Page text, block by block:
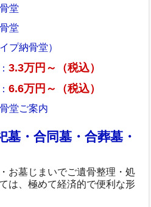
堂
堂
プ納骨堂）
3.3万円～（税込）
6.6万円～（税込）
堂ご案内
墓・合同墓・合葬墓・
お墓じまいでご遺骨整理・処
は、極めて経済的で便利な形